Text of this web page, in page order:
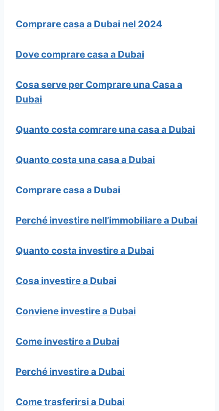
Comprare casa a Dubai nel 2024
Dove comprare casa a Dubai
Cosa serve per Comprare una Casa a
Dubai
Quanto costa comrare una casa a Dubai
Quanto costa una casa a Dubai
Comprare casa a Dubai
Perché investire nell’immobiliare a Dubai
Quanto costa investire a Dubai
Cosa investire a Dubai
Conviene investire a Dubai
Come investire a Dubai
Perché investire a Dubai
Come trasferirsi a Dubai